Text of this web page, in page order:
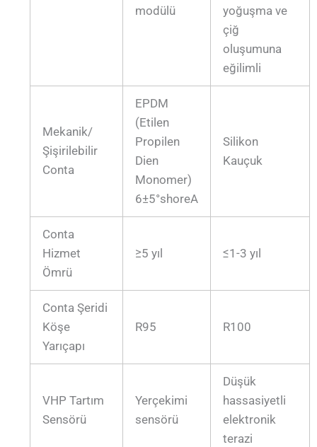
modülü
yoğuşma ve
çiğ
oluşumuna
eğilimli
Mekanik/
Şişirilebilir
Conta
EPDM
(Etilen
Propilen
Dien
Monomer)
6±5°shoreA
Silikon
Kauçuk
Conta
Hizmet
Ömrü
≥5 yıl ≤1-3 yıl
Conta Şeridi
Köşe
Yarıçapı
R95 R100
VHP Tartım
Sensörü
Yerçekimi
sensörü
Düşük
hassasiyetli
elektronik
terazi